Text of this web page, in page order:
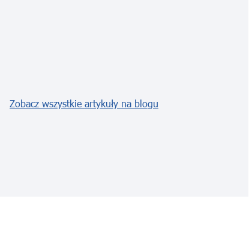
Zobacz wszystkie artykuły na blogu